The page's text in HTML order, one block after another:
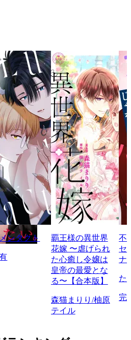
ンタクト
覇王様の異世界
花嫁 〜虐げられ
た心癒し令嬢は
皇帝の最愛とな
る〜【合本版】
森猫まりり/柚原
テイル
不
セ
ナ
た
完